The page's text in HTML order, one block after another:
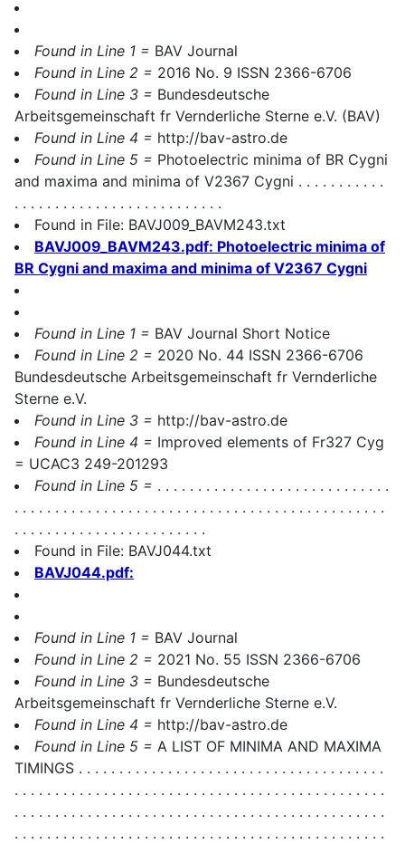
Found in Line 1 = BAV Journal
Found in Line 2 = 2016 No. 9 ISSN 2366-6706
Found in Line 3 = Bundesdeutsche
Arbeitsgemeinschaft fr Vernderliche Sterne e.V. (BAV)
Found in Line 4 = http://bav-astro.de
Found in Line 5 = Photoelectric minima of BR Cygni
and maxima and minima of V2367 Cygni . . . . . . . . . . .
. . . . . . . . . . . . . . . . . . . . . . . . . .
Found in File: BAVJ009_BAVM243.txt
BAVJ009_BAVM243.pdf: Photoelectric minima of
BR Cygni and maxima and minima of V2367 Cygni
Found in Line 1 = BAV Journal Short Notice
Found in Line 2 = 2020 No. 44 ISSN 2366-6706
Bundesdeutsche Arbeitsgemeinschaft fr Vernderliche
Sterne e.V.
Found in Line 3 = http://bav-astro.de
Found in Line 4 = Improved elements of Fr327 Cyg
= UCAC3 249-201293
Found in Line 5 = . . . . . . . . . . . . . . . . . . . . . . . . . . . . .
. . . . . . . . . . . . . . . . . . . . . . . . . . . . . . . . . . . . . . . . . . . . . .
. . . . . . . . . . . . . . . . . . . . . . . .
Found in File: BAVJ044.txt
BAVJ044.pdf:
Found in Line 1 = BAV Journal
Found in Line 2 = 2021 No. 55 ISSN 2366-6706
Found in Line 3 = Bundesdeutsche
Arbeitsgemeinschaft fr Vernderliche Sterne e.V.
Found in Line 4 = http://bav-astro.de
Found in Line 5 = A LIST OF MINIMA AND MAXIMA
TIMINGS . . . . . . . . . . . . . . . . . . . . . . . . . . . . . . . . . . . . . .
. . . . . . . . . . . . . . . . . . . . . . . . . . . . . . . . . . . . . . . . . . . . . .
. . . . . . . . . . . . . . . . . . . . . . . . . . . . . . . . . . . . . . . . . . . . . .
. . . . . . . . . . . . . . . . . . . . . . . . . . . . . . . . . . . . . . . . . . . . . .